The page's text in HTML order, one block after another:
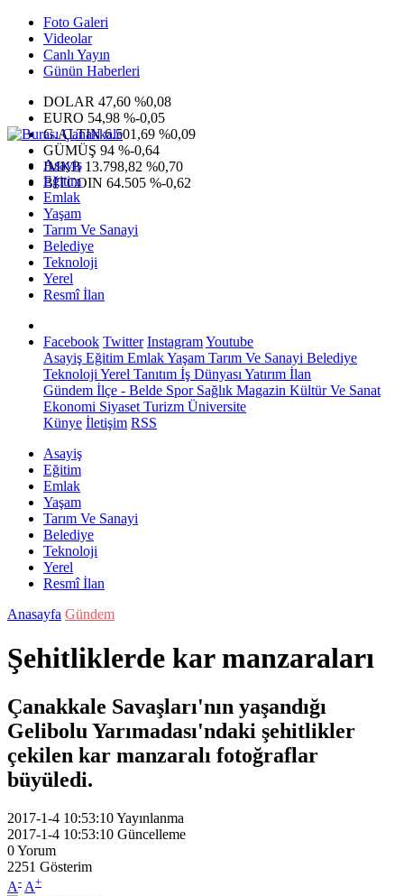
Foto Galeri
Videolar
Canlı Yayın
Günün Haberleri
DOLAR 47,60 %0,08
EURO 54,98 %-0,05
G.ALTIN6.501,69 %0,09
GÜMÜŞ 94 %-0,64
IMKB 13.798,82 %0,70
BITCOIN 64.505 %-0,62
Asayiş
Eğitim
Emlak
Yaşam
Tarım Ve Sanayi
Belediye
Teknoloji
Yerel
Resmî İlan
Facebook Twitter InstagramYoutube
Asayiş Eğitim EmlakYaşam Tarım Ve Sanayi Belediye
Teknoloji Yerel Tanıtım İş Dünyası Yatırım İlan
Gündem İlçe - Belde SporSağlık Magazin Kültür Ve Sanat
Ekonomi Siyaset Turizm Üniversite
Künye İletişim RSS
Asayiş
Eğitim
Emlak
Yaşam
Tarım Ve Sanayi
Belediye
Teknoloji
Yerel
Resmî İlan
Anasayfa Gündem
Şehitliklerde kar manzaraları
Çanakkale Savaşları'nın yaşandığı
Gelibolu Yarımadası'ndaki şehitlikler
çekilen kar manzaralı fotoğraflar
büyüledi.
2017-1-4 10:53:10Yayınlanma
2017-1-4 10:53:10 Güncelleme
0Yorum
2251 Gösterim
A- A+